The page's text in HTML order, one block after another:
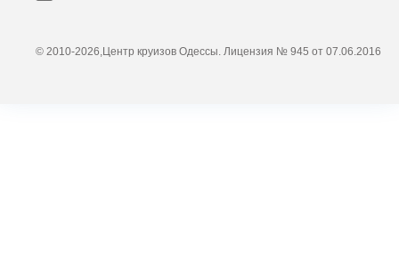
© 2010-2026,Центр круизов Одессы. Лицензия № 945 от 07.06.2016